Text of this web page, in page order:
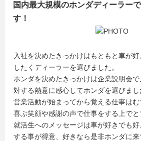
国内最大規模のホンダディーラー
す！
入社を決めたきっかけはもともと車が
したくディーラーを選びました。
ホンダを決めたきっかけは企業説明会
対する熱意に感心してホンダを選びまし
営業活動が始まってから覚える仕事は
喜ぶ笑顔や感謝の声で仕事をする上で
就活生へのメッセージは車が好きでも
する事が得意、好きなら是非ホンダに